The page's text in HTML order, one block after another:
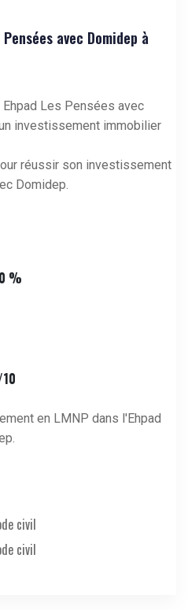
avec Domidep à
Les Pensées avec
investissement immobilier
réussir son investissement
Domidep.
%
en LMNP dans l'Ehpad
civil
civil